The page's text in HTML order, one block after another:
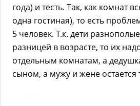
года) и тесть. Так, как комнат
одна гостиная), то есть
5 человек. Т.к. дети
разницей в возрасте, то их
отдельным комнатам, а
сыном, а мужу и жене остается